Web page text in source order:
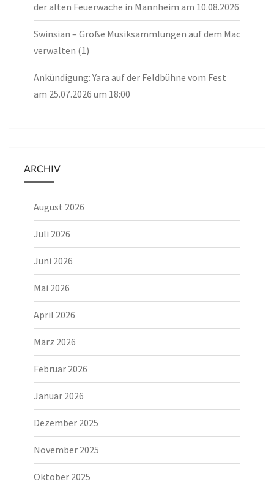
der alten Feuerwache in Mannheim am 10.08.2026
Swinsian – Große Musiksammlungen auf dem Mac
verwalten (1)
Ankündigung: Yara auf der Feldbühne vom Fest
am 25.07.2026 um 18:00
ARCHIV
August 2026
Juli 2026
Juni 2026
Mai 2026
April 2026
März 2026
Februar 2026
Januar 2026
Dezember 2025
November 2025
Oktober 2025